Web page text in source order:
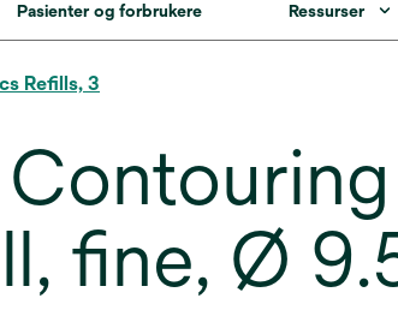
Pasienter og forbrukere Ressurser
Refills, 3
fine, Ø